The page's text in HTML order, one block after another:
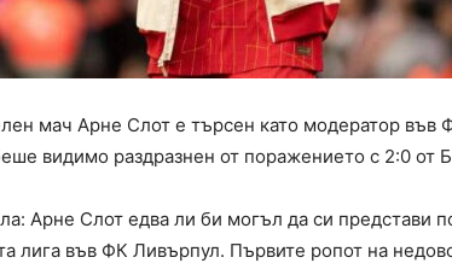
мач Арне Слот е търсен като модератор във
видимо раздразнен от поражението с 2:0 от
Арне Слот едва ли би могъл да си представи
лига във ФК Ливърпул. Първите ропот на